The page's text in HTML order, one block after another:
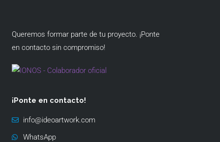
Queremos formar parte de tu proyecto. ¡Ponte
en contacto sin compromiso!
¡Ponte en contacto!
info@ideoartwork.com
WhatsApp